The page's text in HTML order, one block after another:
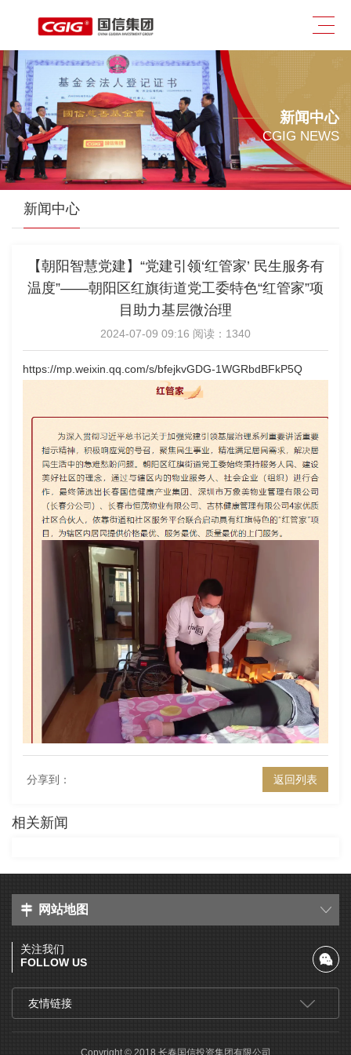
新闻中心
CGIG NEWS
新闻中心
【朝阳智慧党建】“党建引领‘红管家’ 民生服务有
温度”——朝阳区红旗街道党工委特色“红管家”项
目助力基层微治理
2024-07-09 09:16 阅读： 1340
https://mp.weixin.qq.com/s/bfejkvGDG-1WGRbdBFkP5Q
分享到： 返回列表
相关新闻
网站地图
关注我们
FOLLOW US
友情链接